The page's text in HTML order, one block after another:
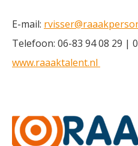
E-mail:
Telefoon: 06-83 94 08 29 |
www.raaaktalent.nl